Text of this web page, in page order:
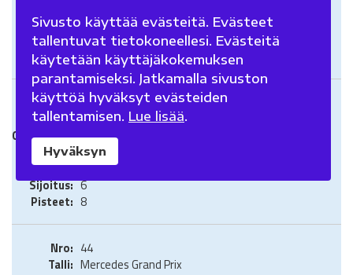
+1.32,401
9
2
44
Mercedes Grand Prix
Singapore 2024
Grand Prix
+1.25,248
6
8
44
Mercedes Grand Prix
Sivusto käyttää evästeitä. Evästeet
tallentuvat tietokoneellesi. Evästeitä
käytetään käyttäjäkokemuksen
parantamiseksi. Jatkamalla sivuston
käyttöä hyväksyt evästeiden
tallentamisen. Lue lisää.
Hyväksyn